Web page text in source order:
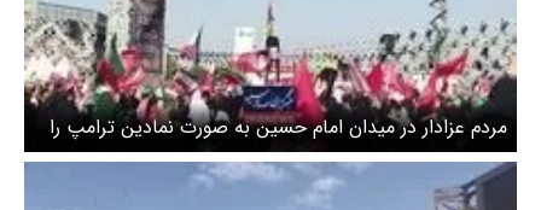
مردم عزادار در میدان امام حسین به صورت نمادین ترامپ را
به دار آویختند + ویدئو